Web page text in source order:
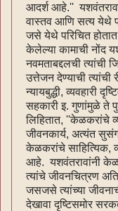
आदर्श आहे.''
वास्तव आणि सत्य
जसे येथे परिचित
केलेल्या कामाची नोंद
नवमताबद्दलची त्यांची
उत्तेजन देण्याची त्यांची
न्यायबुद्धी, व्यवहारी
सहकारी इ. गुणांमुळे ते
लिहितात, ''केळकरांचे
जीवनकार्य, अत्यंत
केळकरांचे साहित्यिक,
आहे. यशवंतरावांनी
त्यांचे जीवनचित्रण
जसजसे त्यांच्या
देखावा दृष्टिसमोर